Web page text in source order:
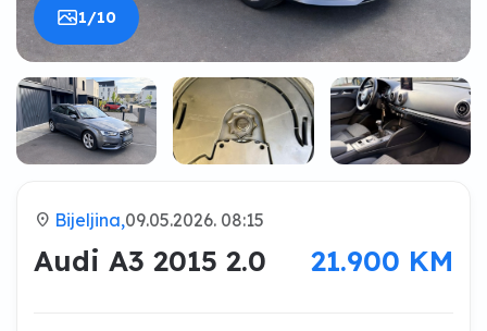
1/10
location_on Bijeljina,09.05.2026. 08:15
Audi A3 2015 2.0 21.900 KM